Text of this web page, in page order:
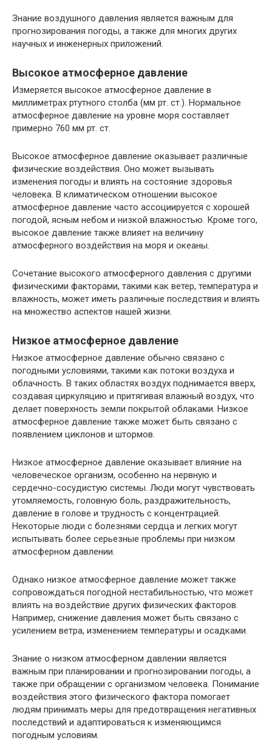
Знание воздушного давления является важным для
прогнозирования погоды, а также для многих других
научных и инженерных приложений.
Высокое атмосферное давление
Измеряется высокое атмосферное давление в
миллиметрах ртутного столба (мм рт. ст.). Нормальное
атмосферное давление на уровне моря составляет
примерно 760 мм рт. ст.
Высокое атмосферное давление оказывает различные
физические воздействия. Оно может вызывать
изменения погоды и влиять на состояние здоровья
человека. В климатическом отношении высокое
атмосферное давление часто ассоциируется с хорошей
погодой, ясным небом и низкой влажностью. Кроме того,
высокое давление также влияет на величину
атмосферного воздействия на моря и океаны.
Сочетание высокого атмосферного давления с другими
физическими факторами, такими как ветер, температура и
влажность, может иметь различные последствия и влиять
на множество аспектов нашей жизни.
Низкое атмосферное давление
Низкое атмосферное давление обычно связано с
погодными условиями, такими как потоки воздуха и
облачность. В таких областях воздух поднимается вверх,
создавая циркуляцию и притягивая влажный воздух, что
делает поверхность земли покрытой облаками. Низкое
атмосферное давление также может быть связано с
появлением циклонов и штормов.
Низкое атмосферное давление оказывает влияние на
человеческое организм, особенно на нервную и
сердечно-сосудистую системы. Люди могут чувствовать
утомляемость, головную боль, раздражительность,
давление в голове и трудность с концентрацией.
Некоторые люди с болезнями сердца и легких могут
испытывать более серьезные проблемы при низком
атмосферном давлении.
Однако низкое атмосферное давление может также
сопровождаться погодной нестабильностью, что может
влиять на воздействие других физических факторов.
Например, снижение давления может быть связано с
усилением ветра, изменением температуры и осадками.
Знание о низком атмосферном давлении является
важным при планировании и прогнозировании погоды, а
также при обращении с организмом человека. Понимание
воздействия этого физического фактора помогает
людям принимать меры для предотвращения негативных
последствий и адаптироваться к изменяющимся
погодным условиям.